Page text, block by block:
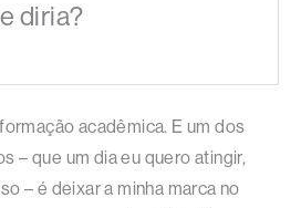
diria?
acadêmica. E um dos
– que um dia eu quero atingir,
– é deixar a minha marca no